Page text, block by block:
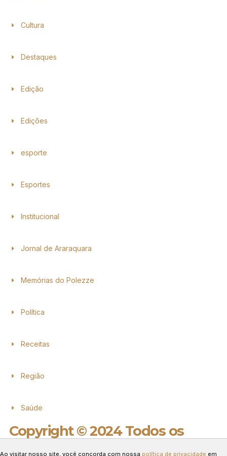
Cultura
Destaques
Edição
Edições
esporte
Esportes
Institucional
Jornal de Araraquara
Memórias do Polezze
Política
Receitas
Região
Saúde
Copyright © 2024 Todos os
Ao visitar nosso site, você concorda com nossa política de privacidade em